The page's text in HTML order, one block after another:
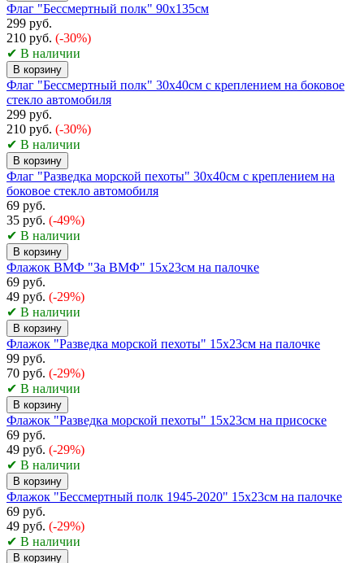
Флаг "Бессмертный полк" 90х135см
299 руб.
210 руб. (-30%)
✔ В наличии
В корзину
Флаг "Бессмертный полк" 30х40см с креплением на боковое
стекло автомобиля
299 руб.
210 руб. (-30%)
✔ В наличии
В корзину
Флаг "Разведка морской пехоты" 30х40см с креплением на
боковое стекло автомобиля
69 руб.
35 руб. (-49%)
✔ В наличии
В корзину
Флажок ВМФ "За ВМФ" 15х23см на палочке
69 руб.
49 руб. (-29%)
✔ В наличии
В корзину
Флажок "Разведка морской пехоты" 15х23см на палочке
99 руб.
70 руб. (-29%)
✔ В наличии
В корзину
Флажок "Разведка морской пехоты" 15х23см на присоске
69 руб.
49 руб. (-29%)
✔ В наличии
В корзину
Флажок "Бессмертный полк 1945-2020" 15х23см на палочке
69 руб.
49 руб. (-29%)
✔ В наличии
В корзину